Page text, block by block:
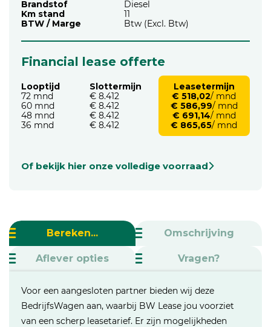
Brandstof
Diesel
Km stand
11
BTW / Marge
Btw (Excl. Btw)
Financial lease offerte
Looptijd
72 mnd
60 mnd
48 mnd
36 mnd
Slottermijn
€ 8.412
€ 8.412
€ 8.412
€ 8.412
Leasetermijn
€ 518,02/ mnd
€ 586,99/ mnd
€ 691,14/ mnd
€ 865,65/ mnd
Of bekijk hier onze volledige voorraad
Bereken... Omschrijving
Aflever opties Vragen?
Voor een aangesloten partner bieden wij deze
BedrijfsWagen aan, waarbij BW Lease jou voorziet
van een scherp leasetarief. Er zijn mogelijkheden